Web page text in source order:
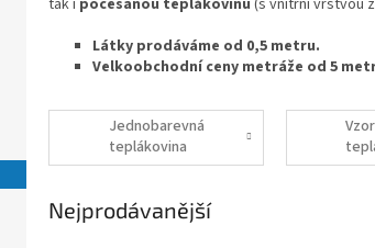
Látky prodáváme od 0,5 metru.
Velkoobchodní ceny metráže od 5
Jednobarevná
teplákovina
Nejprodávanější